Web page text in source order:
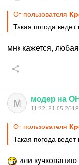
От пользователя
Такая погода ведет
мнк кажется,
М модер на ОН
11:32, 31.05.2018
От пользователя
Такая погода ведет
или